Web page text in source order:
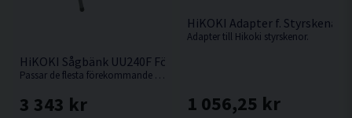
HiKOKI Sågbänk UU240F För Kap-/Gersåg
Passar de flesta förekommande kap-/gersågar.
3 343 kr
HiKOKI Adapter f. Styrskena
Adapter till Hikoki styrskenor.
1 056,25 kr